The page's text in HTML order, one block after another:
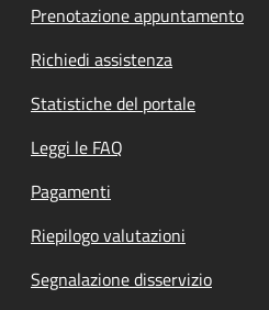
Prenotazione appuntamento
Richiedi assistenza
Statistiche del portale
Leggi le FAQ
Pagamenti
Riepilogo valutazioni
Segnalazione disservizio